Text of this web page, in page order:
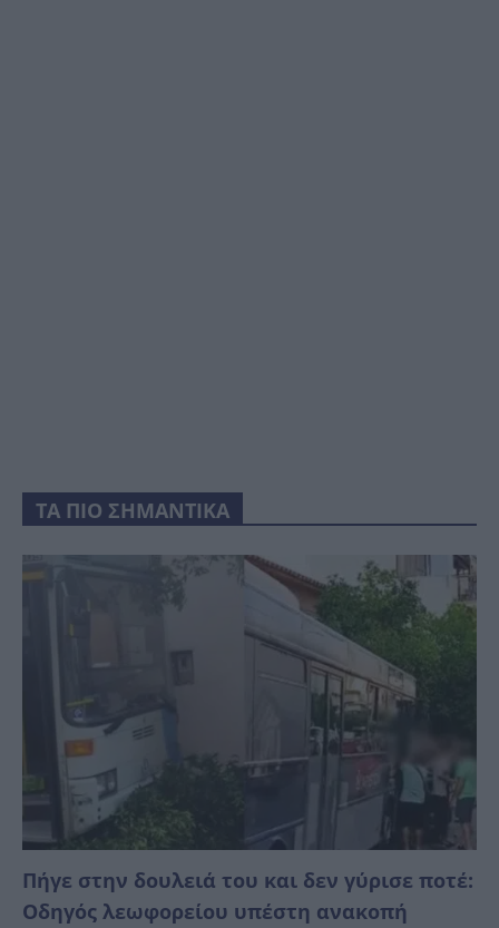
ΤΑ ΠΙΟ ΣΗΜΑΝΤΙΚΑ
Πήγε στην δουλειά του και δεν γύρισε ποτέ:
Οδηγός λεωφορείου υπέστη ανακοπή